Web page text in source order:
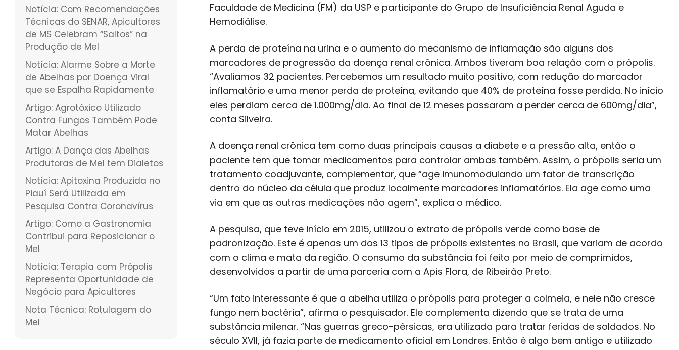
Notícia: Com Recomendações
Técnicas do SENAR, Apicultores
de MS Celebram “Saltos” na
Produção de Mel
Notícia: Alarme Sobre a Morte
de Abelhas por Doença Viral
que se Espalha Rapidamente
Artigo: Agrotóxico Utilizado
Contra Fungos Também Pode
Matar Abelhas
Artigo: A Dança das Abelhas
Produtoras de Mel tem Dialetos
Notícia: Apitoxina Produzida no
Piauí Será Utilizada em
Pesquisa Contra Coronavírus
Artigo: Como a Gastronomia
Contribui para Reposicionar o
Mel
Notícia: Terapia com Própolis
Representa Oportunidade de
Negócio para Apicultores
Nota Técnica: Rotulagem do
Mel
Faculdade de Medicina (FM) da USP e participante do Grupo de Insuficiência Renal Aguda e
Hemodiálise.
A perda de proteína na urina e o aumento do mecanismo de inflamação são alguns dos
marcadores de progressão da doença renal crônica. Ambos tiveram boa relação com o própolis.
“Avaliamos 32 pacientes. Percebemos um resultado muito positivo, com redução do marcador
inflamatório e uma menor perda de proteína, evitando que 40% de proteína fosse perdida. No início
eles perdiam cerca de 1.000mg/dia. Ao final de 12 meses passaram a perder cerca de 600mg/dia”,
conta Silveira.
A doença renal crônica tem como duas principais causas a diabete e a pressão alta, então o
paciente tem que tomar medicamentos para controlar ambas também. Assim, o própolis seria um
tratamento coadjuvante, complementar, que “age imunomodulando um fator de transcrição
dentro do núcleo da célula que produz localmente marcadores inflamatórios. Ela age como uma
via em que as outras medicações não agem”, explica o médico.
A pesquisa, que teve início em 2015, utilizou o extrato de própolis verde como base de
padronização. Este é apenas um dos 13 tipos de própolis existentes no Brasil, que variam de acordo
com o clima e mata da região. O consumo da substância foi feito por meio de comprimidos,
desenvolvidos a partir de uma parceria com a Apis Flora, de Ribeirão Preto.
“Um fato interessante é que a abelha utiliza o própolis para proteger a colmeia, e nele não cresce
fungo nem bactéria”, afirma o pesquisador. Ele complementa dizendo que se trata de uma
substância milenar. “Nas guerras greco-pérsicas, era utilizada para tratar feridas de soldados. No
século XVII, já fazia parte de medicamento oficial em Londres. Então é algo bem antigo e utilizado